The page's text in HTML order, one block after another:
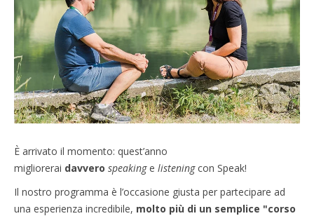
È arrivato il momento: quest’anno
migliorerai davvero speaking e listening con Speak!
Il nostro programma è l’occasione giusta per partecipare ad
una esperienza incredibile, molto più di un semplice "corso